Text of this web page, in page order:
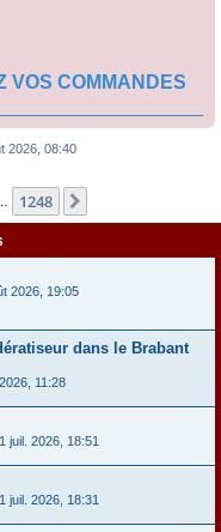
VOS COMMANDES
2026, 08:40
1248
2026, 19:05
dans le Brabant
11:28
juil. 2026, 18:51
juil. 2026, 18:31